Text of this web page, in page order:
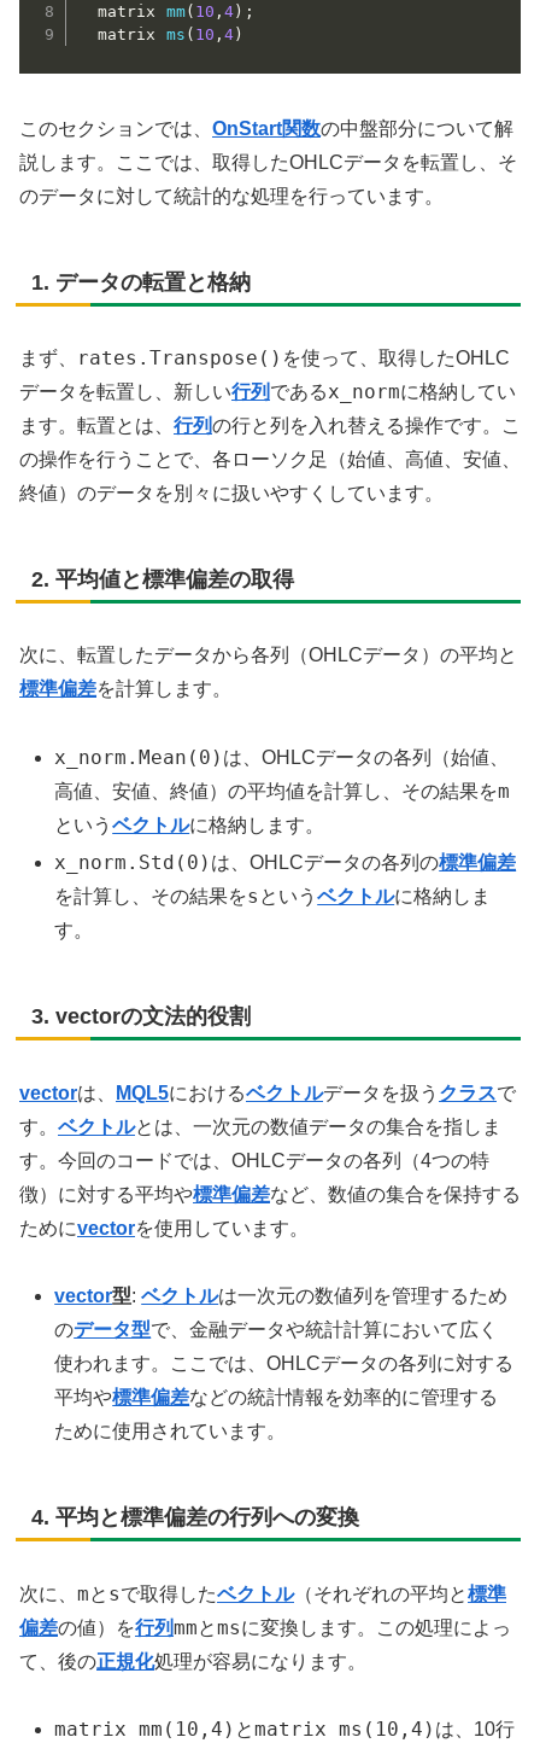
  matrix
mm( 10 ,4 ) ;
  matrix
ms ( 10 ,4 )
このセクションでは、 OnStart関数の中盤部分について解
説します。ここでは、取得したOHLCデータを転置し、そ
のデータに対して統計的な処理を行っています。
1. データの転置と格納
まず、 rates.Transpose() を使って、取得したOHLC
データを転置し、新しい行列 であるx_normに格納してい
ます。転置とは、 行列の行と列を入れ替える操作です。こ
の操作を行うことで、各ローソク足（始値、高値、安値、
終値）のデータを別々に扱いやすくしています。
2. 平均値と標準偏差の取得
次に、転置したデータから各列（OHLCデータ）の平均と
標準偏差を計算します。
x_norm.Mean(0) は、OHLCデータの各列（始値、
高値、安値、終値）の平均値を計算し、その結果をm
というベクトルに格納します。
x_norm.Std(0) は、OHLCデータの各列の標準偏差
を計算し、その結果をs というベクトルに格納しま
す。
3. vectorの文法的役割
vectorは、 MQL5におけるベクトルデータを扱う クラスで
す。 ベクトルとは、一次元の数値データの集合を指しま
す。今回のコードでは、OHLCデータの各列（4つの特
徴）に対する平均や標準偏差など、数値の集合を保持する
ためにvectorを使用しています。
vector型:ベクトルは一次元の数値列を管理するため
のデータ型で、金融データや統計計算において広く
使われます。ここでは、OHLCデータの各列に対する
平均や標準偏差などの統計情報を効率的に管理する
ために使用されています。
4. 平均と標準偏差の行列への変換
次に、 mと sで取得したベクトル（それぞれの平均と標準
偏差の値）を行列mmとmsに変換します。この処理によっ
て、後の正規化処理が容易になります。
matrix mm(10,4) とmatrix ms(10,4) は、10行